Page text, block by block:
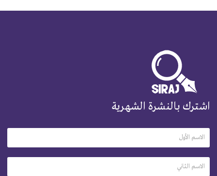
اشترك بالنشرة الشهرية